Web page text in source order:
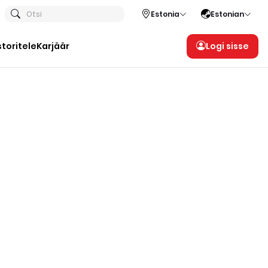
Otsi Estonia Estonian
Karjäär Logi sisse